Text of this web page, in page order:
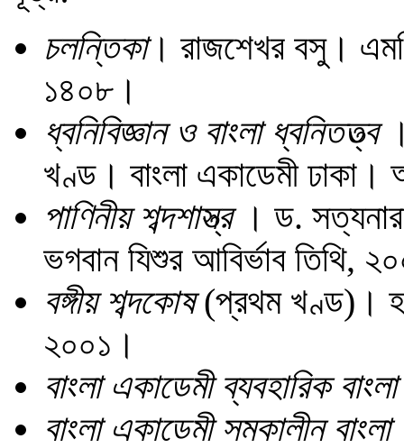
চলন্তিকা। রাজশেখর বসু।
১৪০৮।
ধ্বনিবিজ্ঞান ও বাংলা ধ্বনিতত্ত্ব
খণ্ড। বাংলা একাডেমী
পাণিনীয় শব্দশাস্ত্র । ড.
ভগবান যিশুর আবির্ভাব তিথি,
বঙ্গীয় শব্দকোষ(প্রথম খণ্ড)।
২০০১।
বাংলা একাডেমী ব্যবহারিক
বাংলা একাডেমী সমকালীন